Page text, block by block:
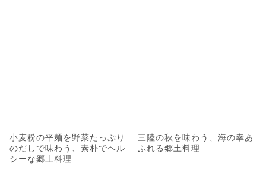
小麦粉の平麺を野菜たっぷり
のだしで味わう、素朴でヘル
シーな郷土料理
三陸の秋を味わう、海の幸あ
ふれる郷土料理